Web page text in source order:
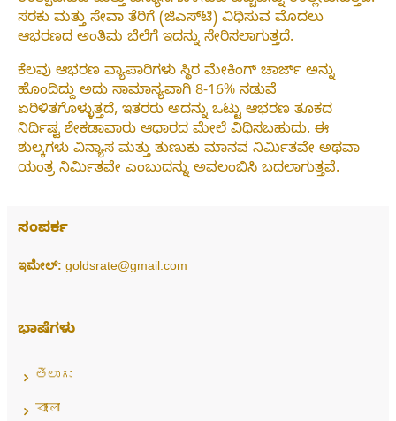
ಸರಕು ಮತ್ತು ಸೇವಾ ತೆರಿಗೆ (ಜಿಎಸ್‌ಟಿ) ವಿಧಿಸುವ ಮೊದಲು
ಆಭರಣದ ಅಂತಿಮ ಬೆಲೆಗೆ ಇದನ್ನು ಸೇರಿಸಲಾಗುತ್ತದೆ.
ಕೆಲವು ಆಭರಣ ವ್ಯಾಪಾರಿಗಳು ಸ್ಥಿರ ಮೇಕಿಂಗ್ ಚಾರ್ಜ್ ಅನ್ನು
ಹೊಂದಿದ್ದು ಅದು ಸಾಮಾನ್ಯವಾಗಿ 8-16% ನಡುವೆ
ಏರಿಳಿತಗೊಳ್ಳುತ್ತದೆ, ಇತರರು ಅದನ್ನು ಒಟ್ಟು ಆಭರಣ ತೂಕದ
ನಿರ್ದಿಷ್ಟ ಶೇಕಡಾವಾರು ಆಧಾರದ ಮೇಲೆ ವಿಧಿಸಬಹುದು. ಈ
ಶುಲ್ಕಗಳು ವಿನ್ಯಾಸ ಮತ್ತು ತುಣುಕು ಮಾನವ ನಿರ್ಮಿತವೇ ಅಥವಾ
ಯಂತ್ರ ನಿರ್ಮಿತವೇ ಎಂಬುದನ್ನು ಅವಲಂಬಿಸಿ ಬದಲಾಗುತ್ತವೆ.
ಸಂಪರ್ಕ
ಇಮೇಲ್: goldsrate@gmail.com
ಭಾಷೆಗಳು
తెలుగు
বাংলা